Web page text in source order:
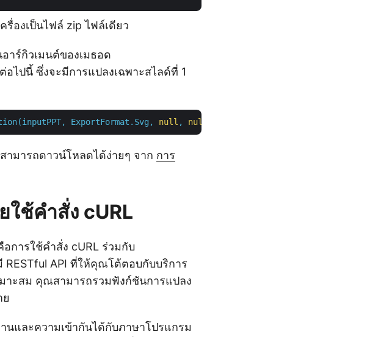
องเป็นไฟล์ zip ไฟล์เดียว
าร์กิวเมนต์ของเมธอด
ไปนี้ ซึ่งจะมีการแปลงเฉพาะสไลด์ที่ 1
ExportFormat.Svg, null , null
ามารถดาวน์โหลดได้ง่ายๆ จาก การ
ใช้คำสั่ง cURL
อการใช้คำสั่ง cURL ร่วมกับ
RESTful API ที่ให้คุณโต้ตอบกับบริการ
าะสม คุณสามารถรวมฟังก์ชันการแปลง
นและความเข้ากันได้กับภาษาโปรแกรม